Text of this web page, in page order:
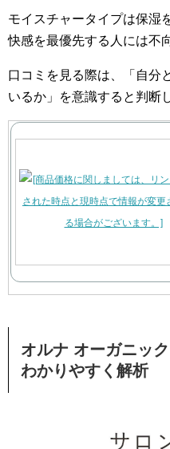
モイスチャータイプは保湿
快感を最優先する人には不
口コミを見る際は、「自分
いるか」を意識すると判断
オルナ オーガニッ
わかりやすく解析